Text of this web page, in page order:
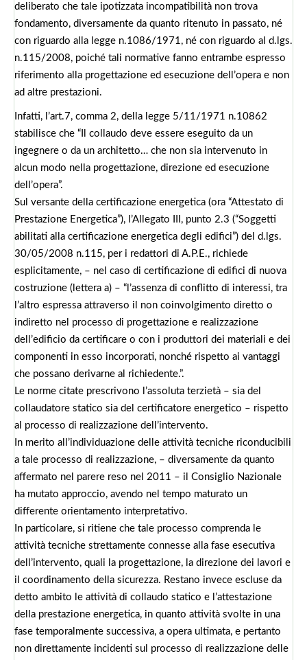
deliberato che tale ipotizzata incompatibilità non trova
fondamento, diversamente da quanto ritenuto in passato, né
con riguardo alla legge n.1086/1971, né con riguardo al d.lgs.
n.115/2008, poiché tali normative fanno entrambe espresso
riferimento alla progettazione ed esecuzione dell’opera e non
ad altre prestazioni.
Infatti, l’art.7, comma 2, della legge 5/11/1971 n.10862
stabilisce che “Il collaudo deve essere eseguito da un
ingegnere o da un architetto… che non sia intervenuto in
alcun modo nella progettazione, direzione ed esecuzione
dell’opera”.
Sul versante della certificazione energetica (ora “Attestato di
Prestazione Energetica”), l’Allegato III, punto 2.3 (“Soggetti
abilitati alla certificazione energetica degli edifici”) del d.lgs.
30/05/2008 n.115, per i redattori di A.P.E., richiede
esplicitamente, – nel caso di certificazione di edifici di nuova
costruzione (lettera a) – “l’assenza di conflitto di interessi, tra
l’altro espressa attraverso il non coinvolgimento diretto o
indiretto nel processo di progettazione e realizzazione
dell’edificio da certificare o con i produttori dei materiali e dei
componenti in esso incorporati, nonché rispetto ai vantaggi
che possano derivarne al richiedente.”.
Le norme citate prescrivono l’assoluta terzietà – sia del
collaudatore statico sia del certificatore energetico – rispetto
al processo di realizzazione dell’intervento.
In merito all’individuazione delle attività tecniche riconducibili
a tale processo di realizzazione, – diversamente da quanto
affermato nel parere reso nel 2011 – il Consiglio Nazionale
ha mutato approccio, avendo nel tempo maturato un
differente orientamento interpretativo.
In particolare, si ritiene che tale processo comprenda le
attività tecniche strettamente connesse alla fase esecutiva
dell’intervento, quali la progettazione, la direzione dei lavori e
il coordinamento della sicurezza. Restano invece escluse da
detto ambito le attività di collaudo statico e l’attestazione
della prestazione energetica, in quanto attività svolte in una
fase temporalmente successiva, a opera ultimata, e pertanto
non direttamente incidenti sul processo di realizzazione delle